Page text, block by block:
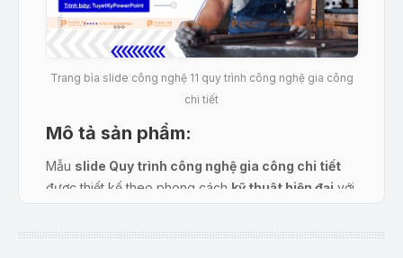
Trang bìa slide công nghệ 11 quy trình công nghệ gia công
chi tiết
Mô tả sản phẩm:
Mẫu slide Quy trình công nghệ gia công chi tiết
được thiết kế theo phong cách kỹ thuật hiện đại với
đặc sắc. Font chữ kỹ thuật chuẩn công nghiệp giúp